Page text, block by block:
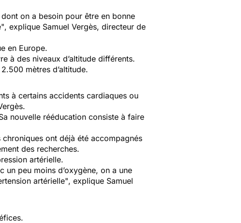
on a besoin pour être en bonne
, explique Samuel Vergès, directeur de
en Europe.
à des niveaux d’altitude différents.
mètres d’altitude.
à certains accidents cardiaques ou
nouvelle rééducation consiste à faire
chroniques ont déjà été accompagnés
des recherches.
artérielle.
peu moins d’oxygène, on a une
artérielle", explique Samuel